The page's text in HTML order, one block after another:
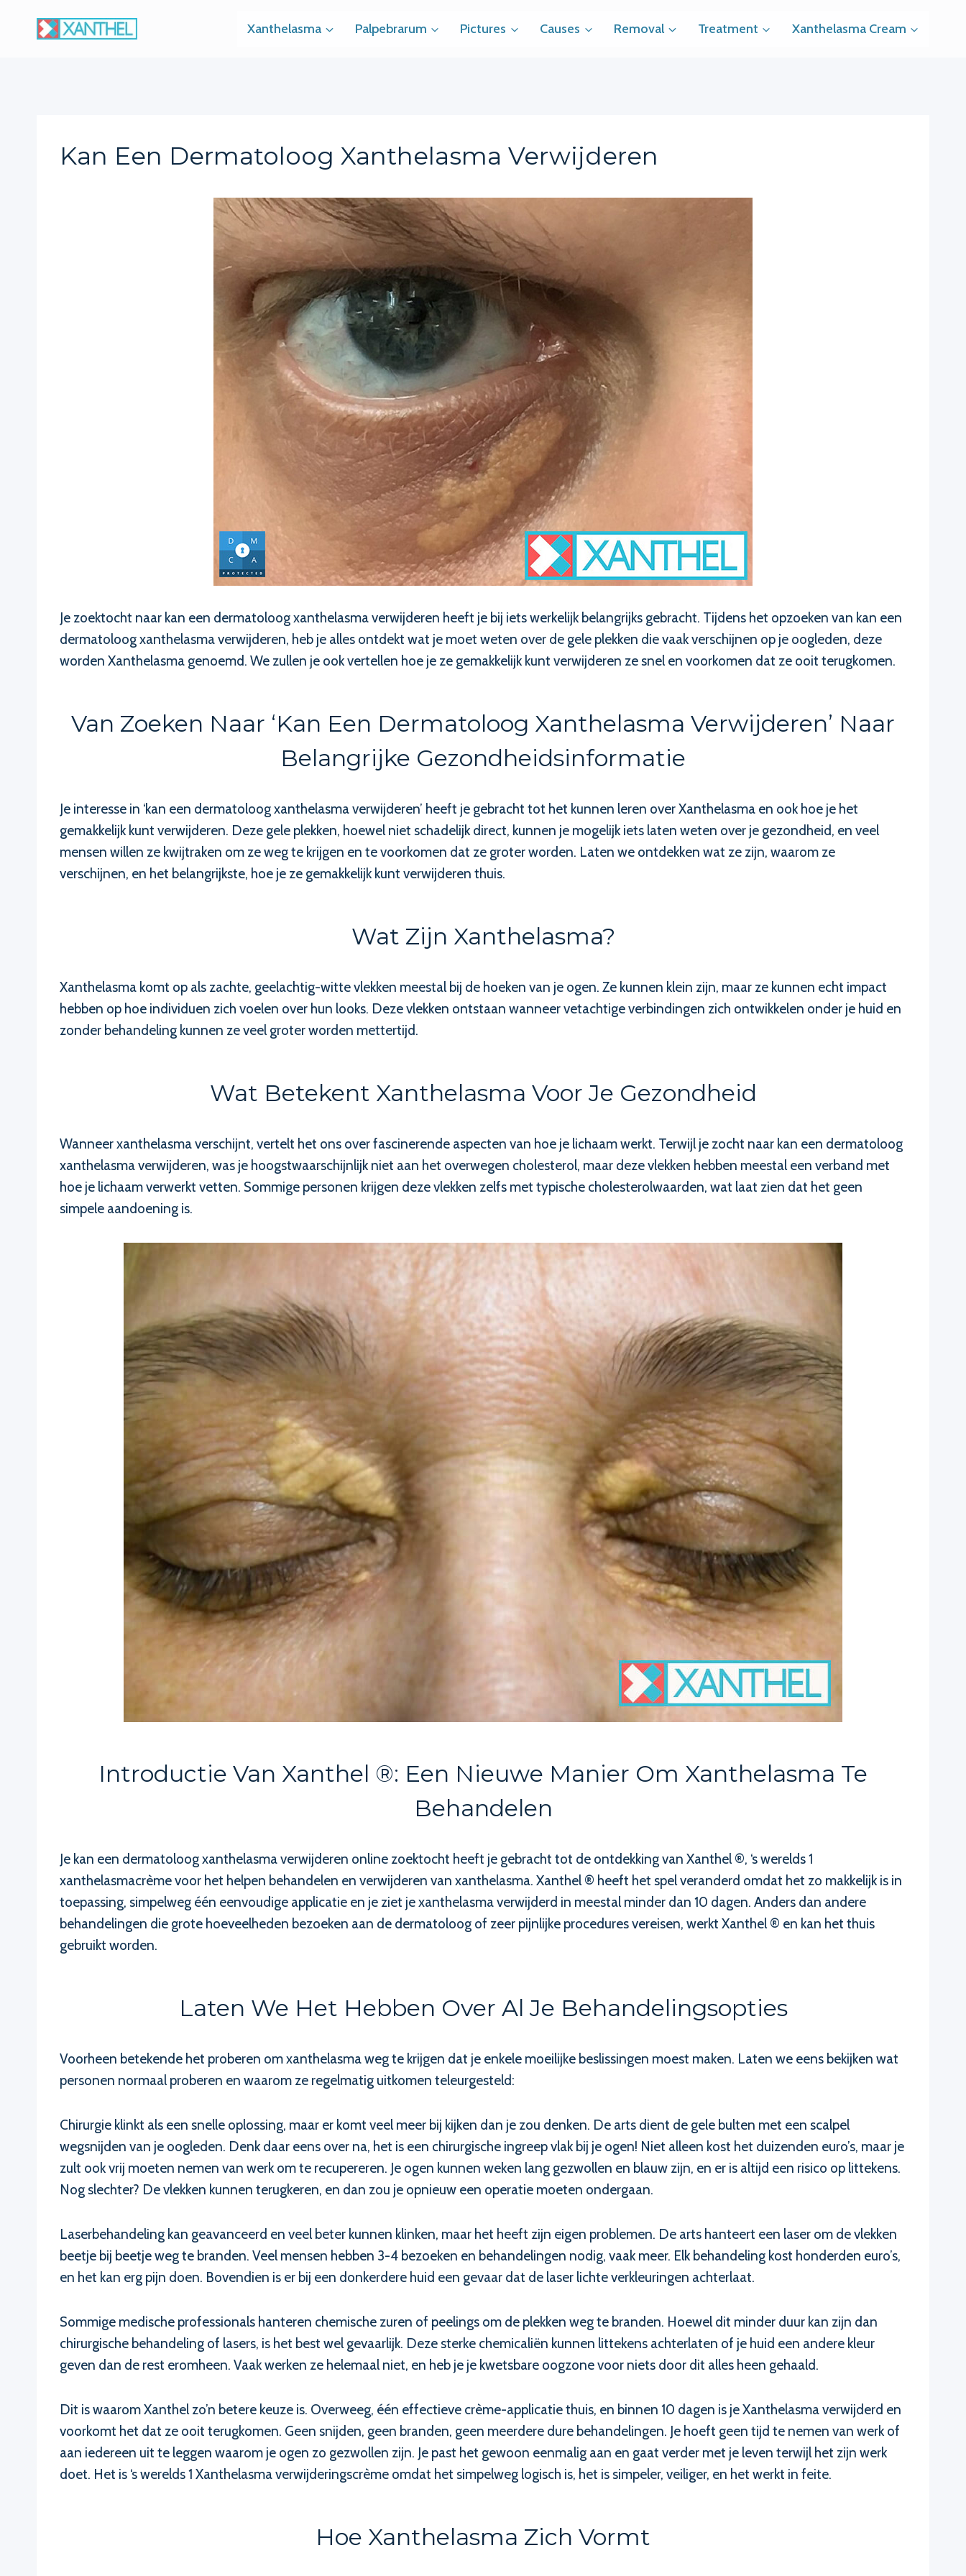
Xanthelasma Palpebrarum Pictures Causes Removal Treatment Xanthelasma Cream
Kan Een Dermatoloog Xanthelasma Verwijderen
Je zoektocht naar kan een dermatoloog xanthelasma verwijderen heeft je bij iets werkelijk belangrijks gebracht. Tijdens het opzoeken van kan een
dermatoloog xanthelasma verwijderen, heb je alles ontdekt wat je moet weten over de gele plekken die vaak verschijnen op je oogleden, deze
worden Xanthelasma genoemd. We zullen je ook vertellen hoe je ze gemakkelijk kunt verwijderen ze snel en voorkomen dat ze ooit terugkomen.
Van Zoeken Naar ‘kan Een Dermatoloog Xanthelasma Verwijderen’ Naar
Belangrijke Gezondheidsinformatie
Je interesse in ‘kan een dermatoloog xanthelasma verwijderen’ heeft je gebracht tot het kunnen leren over Xanthelasma en ook hoe je het
gemakkelijk kunt verwijderen. Deze gele plekken, hoewel niet schadelijk direct, kunnen je mogelijk iets laten weten over je gezondheid, en veel
mensen willen ze kwijtraken om ze weg te krijgen en te voorkomen dat ze groter worden. Laten we ontdekken wat ze zijn, waarom ze
verschijnen, en het belangrijkste, hoe je ze gemakkelijk kunt verwijderen thuis.
Wat Zijn Xanthelasma?
Xanthelasma komt op als zachte, geelachtig-witte vlekken meestal bij de hoeken van je ogen. Ze kunnen klein zijn, maar ze kunnen echt impact
hebben op hoe individuen zich voelen over hun looks. Deze vlekken ontstaan wanneer vetachtige verbindingen zich ontwikkelen onder je huid en
zonder behandeling kunnen ze veel groter worden mettertijd.
Wat Betekent Xanthelasma Voor Je Gezondheid
Wanneer xanthelasma verschijnt, vertelt het ons over fascinerende aspecten van hoe je lichaam werkt. Terwijl je zocht naar kan een dermatoloog
xanthelasma verwijderen, was je hoogstwaarschijnlijk niet aan het overwegen cholesterol, maar deze vlekken hebben meestal een verband met
hoe je lichaam verwerkt vetten. Sommige personen krijgen deze vlekken zelfs met typische cholesterolwaarden, wat laat zien dat het geen
simpele aandoening is.
Introductie Van Xanthel ®: Een Nieuwe Manier Om Xanthelasma Te
Behandelen
Je kan een dermatoloog xanthelasma verwijderen online zoektocht heeft je gebracht tot de ontdekking van Xanthel ®, ‘s werelds 1
xanthelasmacrème voor het helpen behandelen en verwijderen van xanthelasma. Xanthel ® heeft het spel veranderd omdat het zo makkelijk is in
toepassing, simpelweg één eenvoudige applicatie en je ziet je xanthelasma verwijderd in meestal minder dan 10 dagen. Anders dan andere
behandelingen die grote hoeveelheden bezoeken aan de dermatoloog of zeer pijnlijke procedures vereisen, werkt Xanthel ® en kan het thuis
gebruikt worden.
Laten We Het Hebben Over Al Je Behandelingsopties
Voorheen betekende het proberen om xanthelasma weg te krijgen dat je enkele moeilijke beslissingen moest maken. Laten we eens bekijken wat
personen normaal proberen en waarom ze regelmatig uitkomen teleurgesteld:
Chirurgie klinkt als een snelle oplossing, maar er komt veel meer bij kijken dan je zou denken. De arts dient de gele bulten met een scalpel
wegsnijden van je oogleden. Denk daar eens over na, het is een chirurgische ingreep vlak bij je ogen! Niet alleen kost het duizenden euro’s, maar je
zult ook vrij moeten nemen van werk om te recupereren. Je ogen kunnen weken lang gezwollen en blauw zijn, en er is altijd een risico op littekens.
Nog slechter? De vlekken kunnen terugkeren, en dan zou je opnieuw een operatie moeten ondergaan.
Laserbehandeling kan geavanceerd en veel beter kunnen klinken, maar het heeft zijn eigen problemen. De arts hanteert een laser om de vlekken
beetje bij beetje weg te branden. Veel mensen hebben 3-4 bezoeken en behandelingen nodig, vaak meer. Elk behandeling kost honderden euro’s,
en het kan erg pijn doen. Bovendien is er bij een donkerdere huid een gevaar dat de laser lichte verkleuringen achterlaat.
Sommige medische professionals hanteren chemische zuren of peelings om de plekken weg te branden. Hoewel dit minder duur kan zijn dan
chirurgische behandeling of lasers, is het best wel gevaarlijk. Deze sterke chemicaliën kunnen littekens achterlaten of je huid een andere kleur
geven dan de rest eromheen. Vaak werken ze helemaal niet, en heb je je kwetsbare oogzone voor niets door dit alles heen gehaald.
Dit is waarom Xanthel zo’n betere keuze is. Overweeg, één effectieve crème-applicatie thuis, en binnen 10 dagen is je Xanthelasma verwijderd en
voorkomt het dat ze ooit terugkomen. Geen snijden, geen branden, geen meerdere dure behandelingen. Je hoeft geen tijd te nemen van werk of
aan iedereen uit te leggen waarom je ogen zo gezwollen zijn. Je past het gewoon eenmalig aan en gaat verder met je leven terwijl het zijn werk
doet. Het is ‘s werelds 1 Xanthelasma verwijderingscrème omdat het simpelweg logisch is, het is simpeler, veiliger, en het werkt in feite.
Hoe Xanthelasma Zich Vormt